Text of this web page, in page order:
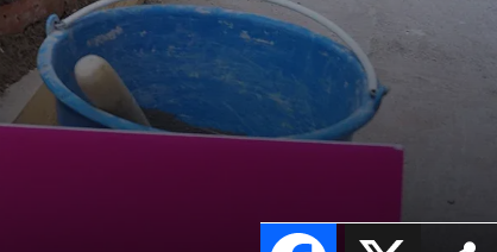
X
Facebook